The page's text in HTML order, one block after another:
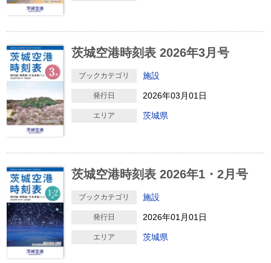
茨城空港時刻表 2026年3月号
ブックカテゴリ 施設
発行日 2026年03月01日
エリア 茨城県
茨城空港時刻表 2026年1・2月号
ブックカテゴリ 施設
発行日 2026年01月01日
エリア 茨城県